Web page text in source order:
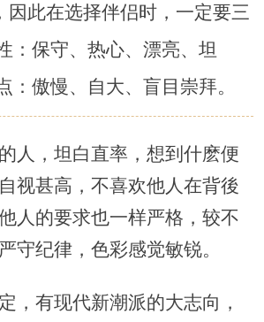
因此在选择伴侣时，一定要三
：保守、热心、漂亮、坦
：傲慢、自大、盲目崇拜。
人，坦白直率，想到什麽便
视甚高，不喜欢他人在背後
人的要求也一样严格，较不
守纪律，色彩感觉敏锐。
，有现代新潮派的大志向，